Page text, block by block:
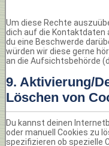
Um diese Rechte
dich auf die Kontaktdaten
du eine Beschwerde
würden wir diese gerne
an die Aufsichtsbehörde
9. Aktivierung/
Löschen von
Du kannst deinen
oder manuell Cookies zu
spezifizieren ob spezielle